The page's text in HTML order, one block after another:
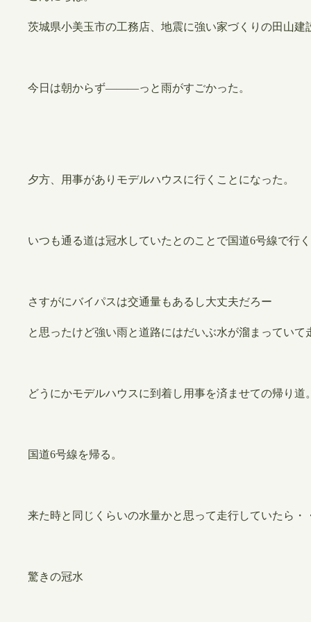
茨城県小美玉市の工務店、地震に強い家づくりの田山建
今日は朝からず―――っと雨がすごかった。
夕方、用事がありモデルハウスに行くことになった。
いつも通る道は冠水していたとのことで国道6号線で行く
さすがにバイパスは交通量もあるし大丈夫だろー
と思ったけど強い雨と道路にはだいぶ水が溜まっていて
どうにかモデルハウスに到着し用事を済ませての帰り道。
国道6号線を帰る。
来た時と同じくらいの水量かと思って走行していたら・
驚きの冠水